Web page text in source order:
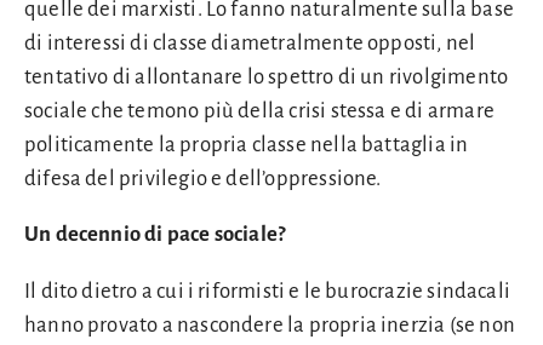
quelle dei marxisti. Lo fanno naturalmente sulla base
di interessi di classe diametralmente opposti, nel
tentativo di allontanare lo spettro di un rivolgimento
sociale che temono più della crisi stessa e di armare
politicamente la propria classe nella battaglia in
difesa del privilegio e dell’oppressione.
Un decennio di pace sociale?
Il dito dietro a cui i riformisti e le burocrazie sindacali
hanno provato a nascondere la propria inerzia (se non